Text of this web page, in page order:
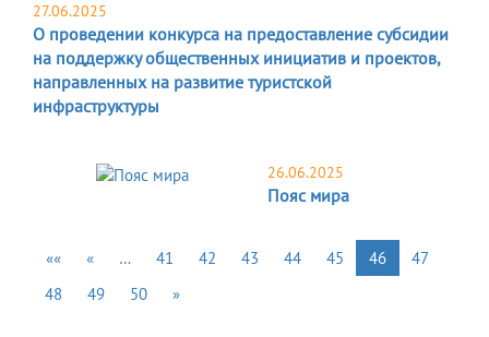
27.06.2025
О проведении конкурса на предоставление субсидии
на поддержку общественных инициатив и проектов,
направленных на развитие туристской
инфраструктуры
26.06.2025
Пояс мира
«« « … 41 42 43 44 45 46
47
48
49 50 »